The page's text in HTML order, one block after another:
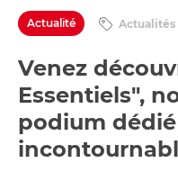
Actualité Actualités
Venez
Essentiels",
podium